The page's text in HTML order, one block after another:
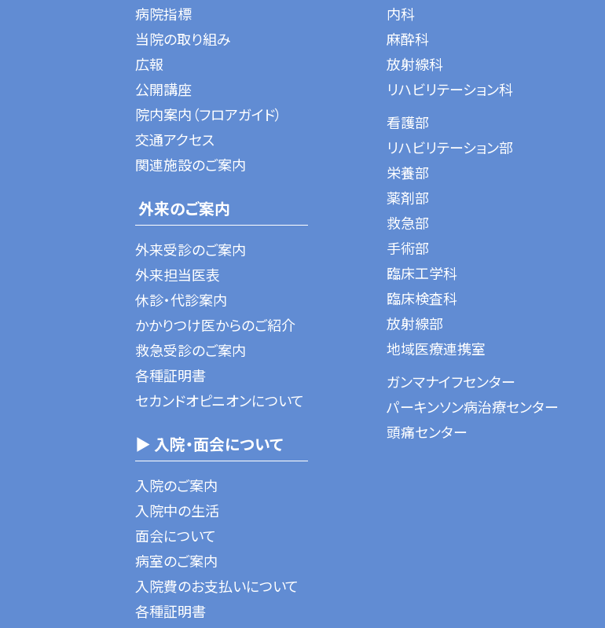
病院指標
当院の取り組み
広報
公開講座
院内案内（フロアガイド）
交通アクセス
関連施設のご案内
外来のご案内
外来受診のご案内
外来担当医表
休診・代診案内
かかりつけ医からのご紹介
救急受診のご案内
各種証明書
セカンドオピニオンについて
▶ 入院・面会について
入院のご案内
入院中の生活
面会について
病室のご案内
入院費のお支払いについて
各種証明書
内科
麻酔科
放射線科
リハビリテーション科
看護部
リハビリテーション部
栄養部
薬剤部
救急部
手術部
臨床工学科
臨床検査科
放射線部
地域医療連携室
ガンマナイフセンター
パーキンソン病治療センター
頭痛センター